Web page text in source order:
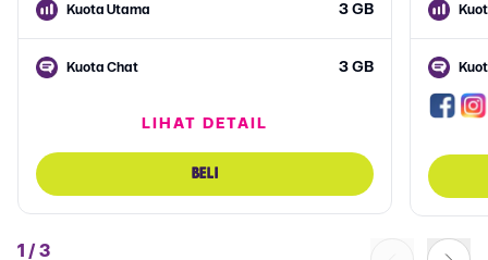
Kuota Utama 3 GB
Kuota Chat 3 GB
Kuota SosmedLIHAT DETAIL
BELI
1 / 3